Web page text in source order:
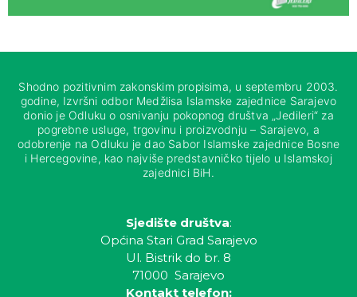
Shodno pozitivnim zakonskim propisima, u septembru 2003.
godine, Izvršni odbor Medžlisa Islamske zajednice Sarajevo
donio je Odluku o osnivanju pokopnog društva „Jedileri“ za
pogrebne usluge, trgovinu i proizvodnju – Sarajevo, a
odobrenje na Odluku je dao Sabor Islamske zajednice Bosne
i Hercegovine, kao najviše predstavničko tijelo u Islamskoj
zajednici BiH.
Sjedište društva:
Općina Stari Grad Sarajevo
Ul. Bistrik do br. 8
71000 Sarajevo
Kontakt telefon: